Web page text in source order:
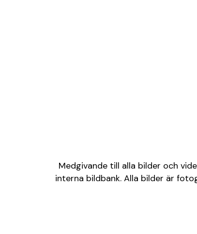
Medgivande till alla bilder och
interna bildbank. Alla bilder är